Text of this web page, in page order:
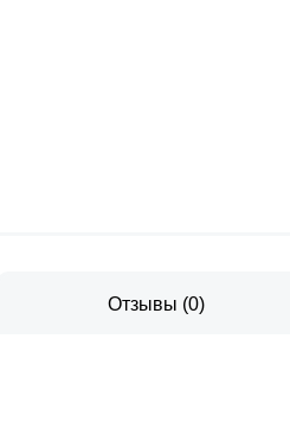
Отзывы (0)